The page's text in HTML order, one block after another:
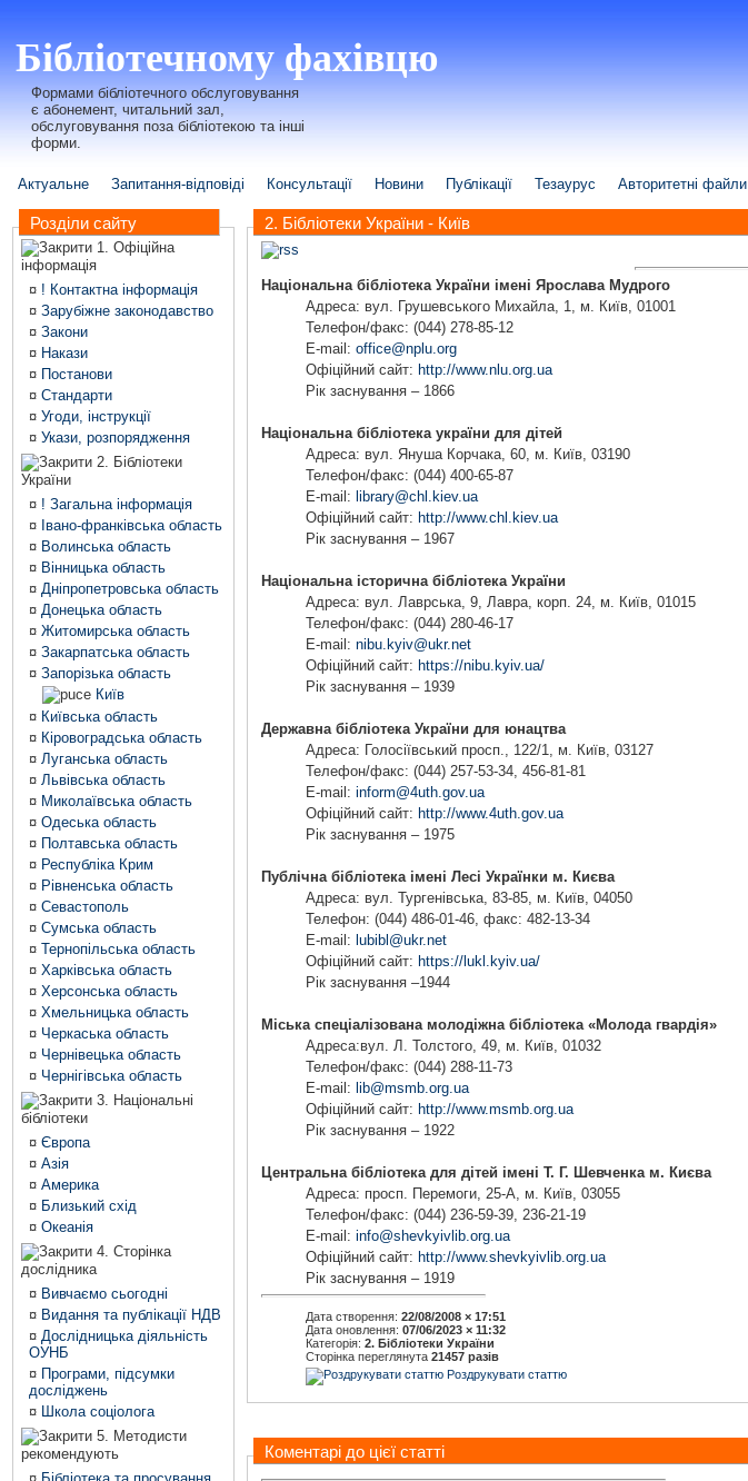
Бібліотечному фахівцю
Формами бібліотечного обслуговування
є абонемент, читальний зал,
обслуговування поза бібліотекою та інші
форми.
Актуальне Запитання-відповіді Консультації Новини Публікації Тезаурус Авторитетні файли
Розділи сайту
1. Офіційна
інформація
¤ ! Контактна інформація
¤ Зарубіжне законодавство
¤ Закони
¤ Накази
¤ Постанови
¤ Стандарти
¤ Угоди, інструкції
¤ Укази, розпорядження
2. Бібліотеки
України
¤ ! Загальна інформація
¤ Івано-франківська область
¤ Волинська область
¤ Вінницька область
¤ Дніпропетровська область
¤ Донецька область
¤ Житомирська область
¤ Закарпатська область
¤ Запорізька область
Київ
¤ Київська область
¤ Кіровоградська область
¤ Луганська область
¤ Львівська область
¤ Миколаївська область
¤ Одеська область
¤ Полтавська область
¤ Республіка Крим
¤ Рівненська область
¤ Севастополь
¤ Сумська область
¤ Тернопільська область
¤ Харківська область
¤ Херсонська область
¤ Хмельницька область
¤ Черкаська область
¤ Чернівецька область
¤ Чернігівська область
3. Національні
бібліотеки
¤ Європа
¤ Азія
¤ Америка
¤ Близький схід
¤ Океанія
4. Сторінка
дослідника
¤ Вивчаємо сьогодні
¤ Видання та публікації НДВ
¤ Дослідницька діяльність
ОУНБ
¤ Програми, підсумки
досліджень
¤ Школа соціолога
5. Методисти
рекомендують
2. Бібліотеки України - Київ
Національна бібліотека України імені Ярослава Мудрого
Адреса: вул. Грушевського Михайла, 1, м. Київ, 01001
Телефон/факс: (044) 278-85-12
E-mail: office@nplu.org
Офіційний сайт: http://www.nlu.org.ua
Рік заснування – 1866
Національна бібліотека україни для дітей
Адреса: вул. Януша Корчака, 60, м. Київ, 03190
Телефон/факс: (044) 400-65-87
E-mail: library@chl.kiev.ua
Офіційний сайт: http://www.chl.kiev.ua
Рік заснування – 1967
Національна історична бібліотека України
Адреса: вул. Лаврська, 9, Лавра, корп. 24, м. Київ, 01015
Телефон/факс: (044) 280-46-17
E-mail: nibu.kyiv@ukr.net
Офіційний сайт: https://nibu.kyiv.ua/
Рік заснування – 1939
Державна бібліотека України для юнацтва
Адреса: Голосіївський просп., 122/1, м. Київ, 03127
Телефон/факс: (044) 257-53-34, 456-81-81
E-mail: inform@4uth.gov.ua
Офіційний сайт: http://www.4uth.gov.ua
Рік заснування – 1975
Публічна бібліотека імені Лесі Українки м. Києва
Адреса: вул. Тургенівська, 83-85, м. Київ, 04050
Телефон: (044) 486-01-46, факс: 482-13-34
E-mail: lubibl@ukr.net
Офіційний сайт: https://lukl.kyiv.ua/
Рік заснування –1944
Міська спеціалізована молодіжна бібліотека «Молода гвардія»
Адреса:вул. Л. Толстого, 49, м. Київ, 01032
Телефон/факс: (044) 288-11-73
E-mail: lib@msmb.org.ua
Офіційний сайт: http://www.msmb.org.ua
Рік заснування – 1922
Центральна бібліотека для дітей імені Т. Г. Шевченка м. Києва
Адреса: просп. Перемоги, 25-А, м. Київ, 03055
Телефон/факс: (044) 236-59-39, 236-21-19
E-mail: info@shevkyivlib.org.ua
Офіційний сайт: http://www.shevkyivlib.org.ua
Рік заснування – 1919
Дата створення: 22/08/2008 × 17:51
Дата оновлення: 07/06/2023 × 11:32
Категорія: 2. Бібліотеки України
Сторінка переглянута 21457 разів
Роздрукувати статтю
Коментарі до цієї статті